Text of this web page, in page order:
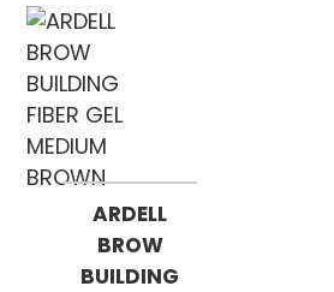
ARDELL
BROW
BUILDING